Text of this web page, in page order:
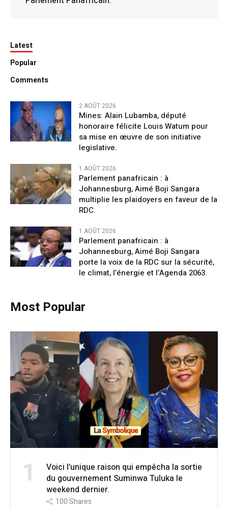
Latest
Popular
Comments
2 AOÛT 2026
Mines: Alain Lubamba, député
honoraire félicite Louis Watum pour
sa mise en œuvre de son initiative
legislative.
1 AOÛT 2026
Parlement panafricain : à
Johannesburg, Aimé Boji Sangara
multiplie les plaidoyers en faveur de la
RDC.
1 AOÛT 2026
Parlement panafricain : à
Johannesburg, Aimé Boji Sangara
porte la voix de la RDC sur la sécurité,
le climat, l’énergie et l’Agenda 2063.
Most Popular
1
Voici l’unique raison qui empêcha la sortie
du gouvernement Suminwa Tuluka le
weekend dernier.
100Shares